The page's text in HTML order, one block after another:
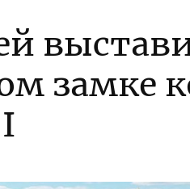
замке